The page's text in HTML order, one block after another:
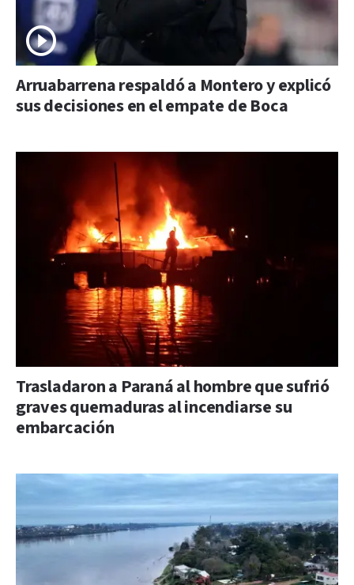
Arruabarrena respaldó a Montero y explicó
sus decisiones en el empate de Boca
Trasladaron a Paraná al hombre que sufrió
graves quemaduras al incendiarse su
embarcación